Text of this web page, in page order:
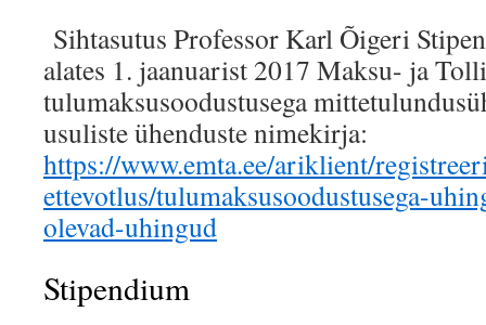
Sihtasutus Professor Karl Õigeri
alates 1. jaanuarist 2017 Maksu- ja
tulumaksusoodustusega
usuliste ühenduste nimekirja:
https://www.emta.ee/ariklient/
ettevotlus/tulumaksusoodustusega-
olevad-uhingud
Stipendium